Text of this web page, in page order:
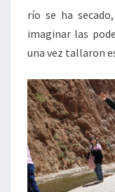
río se ha
imaginar las
una vez tallaron